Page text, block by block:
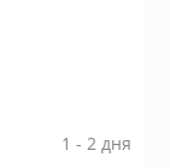
1 - 2 дня